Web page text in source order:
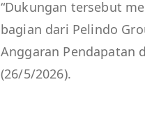
“Dukungan tersebut
bagian dari Pelindo
Anggaran Pendapatan
(26/5/2026).